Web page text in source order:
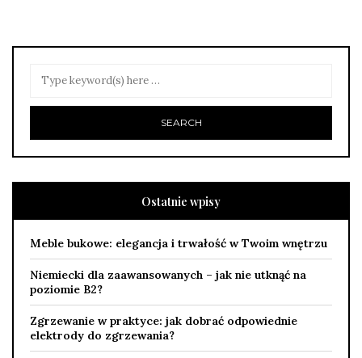
Ostatnie wpisy
Meble bukowe: elegancja i trwałość w Twoim wnętrzu
Niemiecki dla zaawansowanych – jak nie utknąć na
poziomie B2?
Zgrzewanie w praktyce: jak dobrać odpowiednie
elektrody do zgrzewania?